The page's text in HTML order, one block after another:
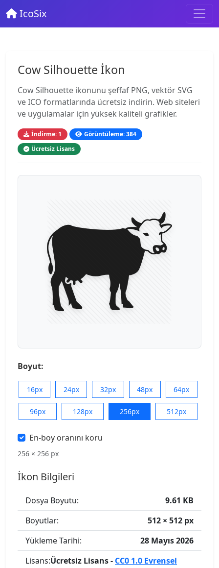
IcoSix
Cow Silhouette İkon
Cow Silhouette ikonunu şeffaf PNG, vektör SVG
ve ICO formatlarında ücretsiz indirin. Web siteleri
ve uygulamalar için yüksek kaliteli grafikler.
İndirme: 1
Görüntüleme: 384
Ücretsiz Lisans
Boyut:
16px 24px 32px 48px 64px
96px 128px 256px 512px
En-boy oranını koru
256 × 256 px
İkon Bilgileri
Dosya Boyutu:
9.61 KB
Boyutlar:
512 × 512 px
Yükleme Tarihi:
28 Mayıs 2026
Lisans:Ücretsiz Lisans - CC0 1.0 Evrensel